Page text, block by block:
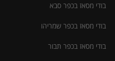
בודי מסאז בכפר סבא
בודי מסאז בכפר שמריהו
בודי מסאז בכפר תבור